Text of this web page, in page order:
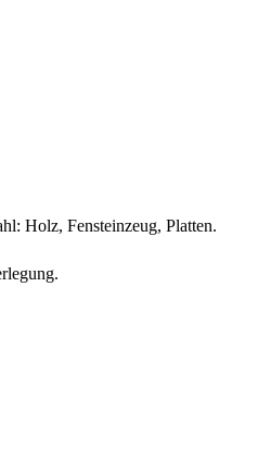
Holz, Fensteinzeug, Platten.